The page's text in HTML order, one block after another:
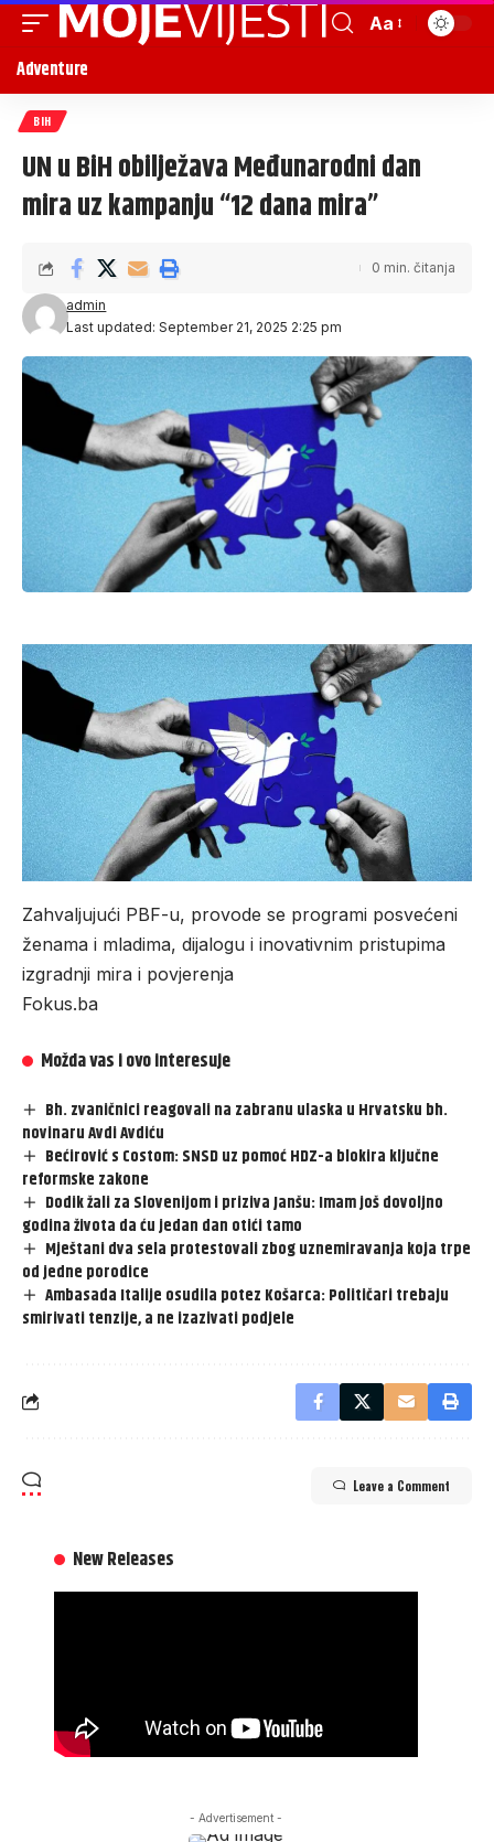
Aa
Adventure
BIH
UN u BiH obilježava Međunarodni dan
mira uz kampanju “12 dana mira”
Last updated: September 21, 2025 2:25 pm
admin
0 min. čitanja
Zahvaljujući PBF-u, provode se programi posvećeni
ženama i mladima, dijalogu i inovativnim pristupima
izgradnji mira i povjerenja
Fokus.ba
Možda vas i ovo interesuje
Bh. zvaničnici reagovali na zabranu ulaska u Hrvatsku bh.
novinaru Avdi Avdiću
Bećirović s Costom: SNSD uz pomoć HDZ-a blokira ključne
reformske zakone
Dodik žali za Slovenijom i priziva Janšu: Imam još dovoljno
godina života da ću jedan dan otići tamo
Mještani dva sela protestovali zbog uznemiravanja koja trpe
od jedne porodice
Ambasada Italije osudila potez Košarca: Političari trebaju
smirivati tenzije, a ne izazivati podjele
Leave a Comment
New Releases
- Advertisement -